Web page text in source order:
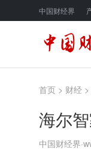
中国财经界
首页 > 财经 >
海尔
中国财经界